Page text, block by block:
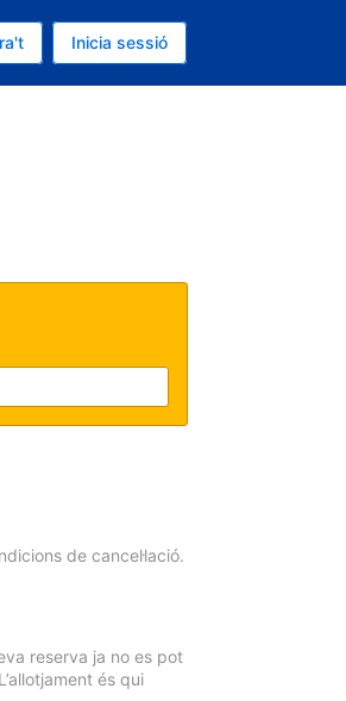
Inicia sessió
de cancel·lació.
reserva ja no es pot
és qui